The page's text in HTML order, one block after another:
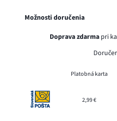
Možnosti doručenia
Doprava zdarmapri
Platobná karta
2,99 €